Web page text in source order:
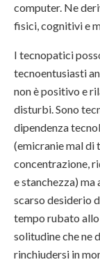
computer. Ne
fisici, cognitivi e
I tecnopatici
tecnoentusiasti
non è positivo e
disturbi. Sono
dipendenza
(emicranie mal
concentrazione,
e stanchezza) ma
scarso desiderio
tempo rubato
solitudine che ne
rinchiudersi in